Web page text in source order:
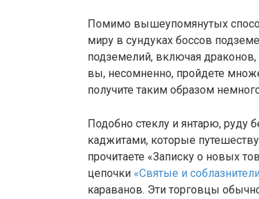
Помимо вышеупомянутых
миру в сундуках боссов
подземелий, включая драконов,
вы, несомненно, пройдете
получите таким образом
Подобно стеклу и янтарю, руду
каджитами, которые
прочитаете «Записку о новых
цепочки «Святые и
караванов. Эти торговцы